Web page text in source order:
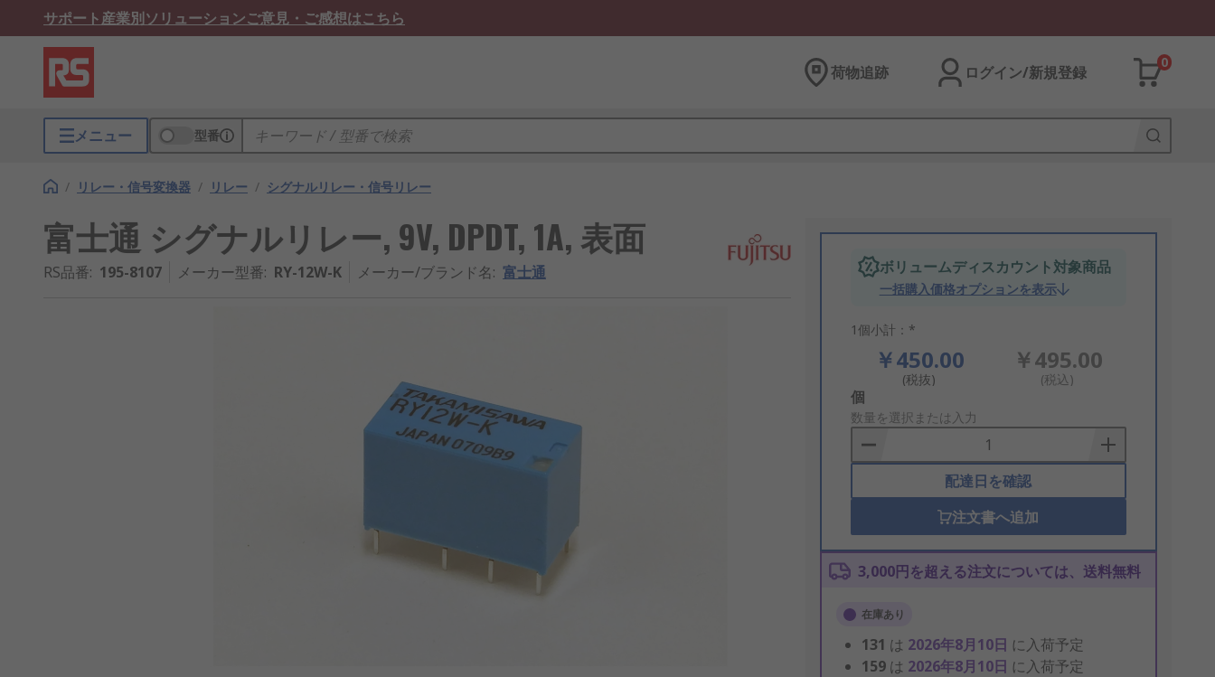
サポート産業別ソリューションご意見・ご感想はこちら
荷物追跡 ログイン/新規登録
0
メニュー 型番
/ リレー・信号変換器 / リレー / シグナルリレー・信号リレー
富士通 シグナルリレー, 9V, DPDT, 1A, 表面
RS品番: 195-8107 メーカー型番: RY-12W-K メーカー/ブランド名: 富士通 ボリュームディスカウント対象商品
一括購入価格オプションを表示
1個小計：*
￥450.00
(税抜)
￥495.00
(税込)
Add
to
Basket
個
数量を選択または入力
配達日を確認
注文書へ追加
3,000円を超える注文については、送料無料
在庫あり
131 は 2026年8月10日 に入荷予定
159 は 2026年8月10日 に入荷予定